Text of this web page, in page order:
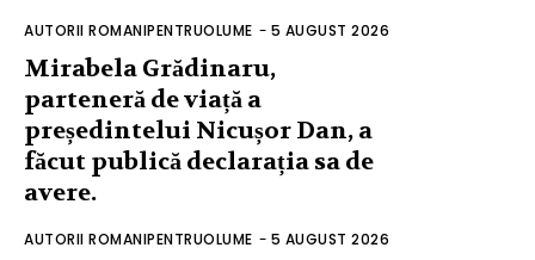
AUTORII ROMANIPENTRUOLUME - 5 AUGUST 2026
Mirabela Grădinaru,
parteneră de viață a
președintelui Nicușor Dan, a
făcut publică declarația sa de
avere.
AUTORII ROMANIPENTRUOLUME - 5 AUGUST 2026